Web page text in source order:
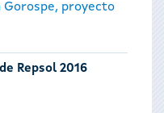
Gorospe, proyecto
Repsol 2016